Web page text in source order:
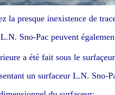
la presque inexistence de
Sno-Pac peuvent
a été fait sous le
un surfaceur L.N. Sno-